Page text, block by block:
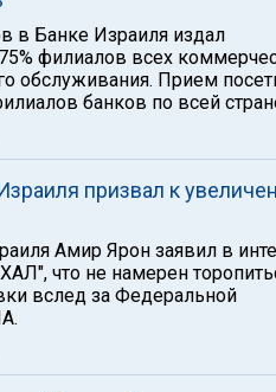
в Банке Израиля издал
филиалов всех
обслуживания. Прием
банков по всей
призвал к
Амир Ярон заявил в
что не намерен
вслед за Федеральной